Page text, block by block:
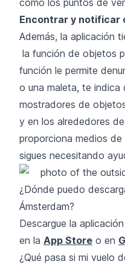
Encontrar y notificar
Además, la aplicación
la función de objetos
función le permite
o una maleta, te
mostradores de
y en los alrededores
proporciona medios
sigues necesitando
¿Dónde puedo
Ámsterdam?
Descargue la
en la App Store o en
¿Qué pasa si mi vuelo